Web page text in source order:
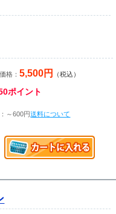
格：5,500円 （税込）
ポイント
～600円送料について